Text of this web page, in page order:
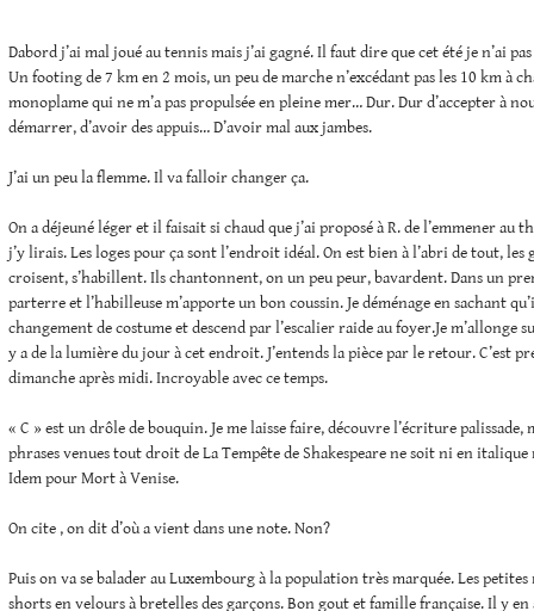
Dabord j’ai mal joué au tennis mais j’ai gagné. Il faut dire que cet été je n’ai
Un footing de 7 km en 2 mois, un peu de marche n’excédant pas les 10 km à
monoplame qui ne m’a pas propulsée en pleine mer… Dur. Dur d’accepter à
démarrer, d’avoir des appuis… D’avoir mal aux jambes.
J’ai un peu la flemme. Il va falloir changer ça.
On a déjeuné léger et il faisait si chaud que j’ai proposé à R. de l’emmener au
j’y lirais. Les loges pour ça sont l’endroit idéal. On est bien à l’abri de tout, les
croisent, s’habillent. Ils chantonnent, on un peu peur, bavardent. Dans un
parterre et l’habilleuse m’apporte un bon coussin. Je déménage en sachant
changement de costume et descend par l’escalier raide au foyer.Je m’allonge
y a de la lumière du jour à cet endroit. J’entends la pièce par le retour. C’est
dimanche après midi. Incroyable avec ce temps.
« C » est un drôle de bouquin. Je me laisse faire, découvre l’écriture palissade,
phrases venues tout droit de La Tempête de Shakespeare ne soit ni en
Idem pour Mort à Venise.
On cite , on dit d’où a vient dans une note. Non?
Puis on va se balader au Luxembourg à la population très marquée. Les
shorts en velours à bretelles des garçons. Bon gout et famille française. Il y en